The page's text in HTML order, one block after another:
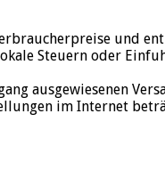
und
Steuern oder
ausgewiesenen
im Internet